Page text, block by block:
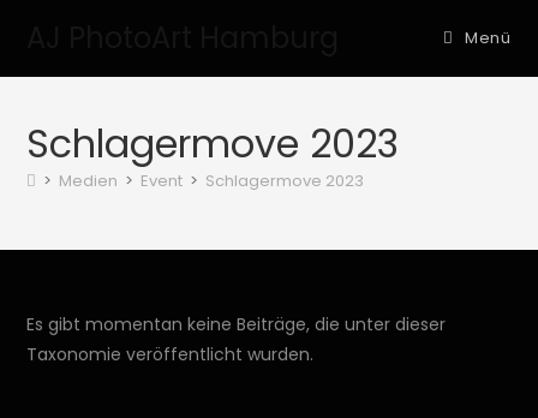
Menü
Schlagermove 2023
> Medien > Event > Schlagermove 2023
Es gibt momentan keine Beiträge, die unter dieser
Taxonomie veröffentlicht wurden.